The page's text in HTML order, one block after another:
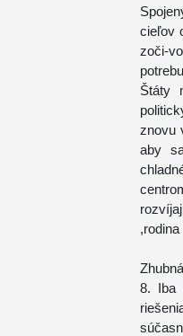
cieľov
zoči-
Štáty
znovu
aby
,rodina
8. Iba